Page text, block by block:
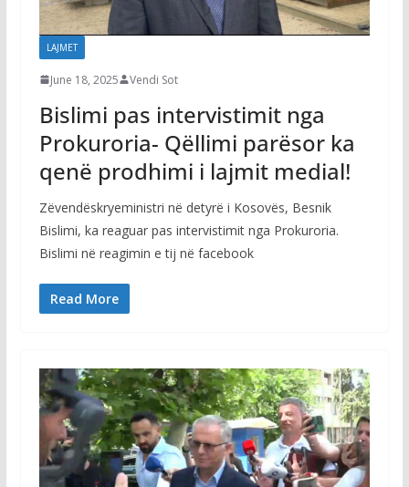
LAJMET
June 18, 2025 Vendi Sot
Bislimi pas intervistimit nga
Prokuroria- Qëllimi parësor ka
qenë prodhimi i lajmit medial!
Zëvendëskryeministri në detyrë i Kosovës, Besnik
Bislimi, ka reaguar pas intervistimit nga Prokuroria.
Bislimi në reagimin e tij në facebook
Read More